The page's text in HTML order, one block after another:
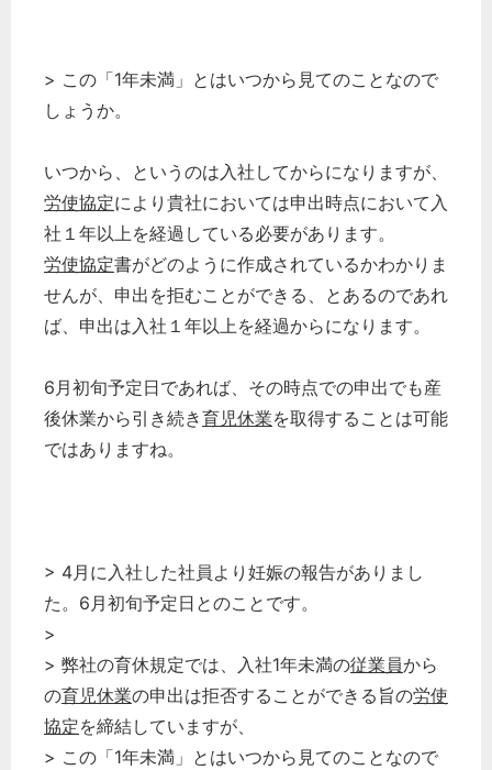
> この「1年未満」とはいつから見てのことなので
しょうか。
いつから、というのは入社してからになりますが、
労使協定により貴社においては申出時点において入
社１年以上を経過している必要があります。
労使協定書がどのように作成されているかわかりま
せんが、申出を拒むことができる、とあるのであれ
ば、申出は入社１年以上を経過からになります。
6月初旬予定日であれば、その時点での申出でも産
後休業から引き続き育児休業を取得することは可能
ではありますね。
> 4月に入社した社員より妊娠の報告がありまし
た。6月初旬予定日とのことです。
>
> 弊社の育休規定では、入社1年未満の従業員から
の育児休業の申出は拒否することができる旨の労使
協定を締結していますが、
> この「1年未満」とはいつから見てのことなので